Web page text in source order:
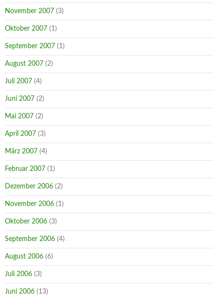
November 2007 (3)
Oktober 2007 (1)
September 2007 (1)
August 2007 (2)
Juli 2007 (4)
Juni 2007 (2)
Mai 2007 (2)
April 2007 (3)
März 2007 (4)
Februar 2007 (1)
Dezember 2006 (2)
November 2006 (1)
Oktober 2006 (3)
September 2006 (4)
August 2006 (6)
Juli 2006 (3)
Juni 2006 (13)